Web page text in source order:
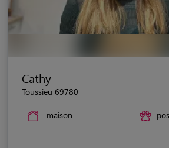
Cathy
Toussieu 69780
maison